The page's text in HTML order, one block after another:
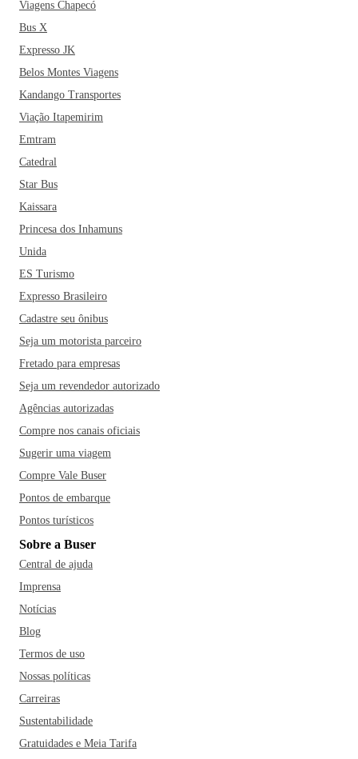
Viagens Chapecó
Bus X
Expresso JK
Belos Montes Viagens
Kandango Transportes
Viação Itapemirim
Emtram
Catedral
Star Bus
Kaissara
Princesa dos Inhamuns
Unida
ES Turismo
Expresso Brasileiro
Cadastre seu ônibus
Seja um motorista parceiro
Fretado para empresas
Seja um revendedor autorizado
Agências autorizadas
Compre nos canais oficiais
Sugerir uma viagem
Compre Vale Buser
Pontos de embarque
Pontos turísticos
Sobre a Buser
Central de ajuda
Imprensa
Notícias
Blog
Termos de uso
Nossas políticas
Carreiras
Sustentabilidade
Gratuidades e Meia Tarifa